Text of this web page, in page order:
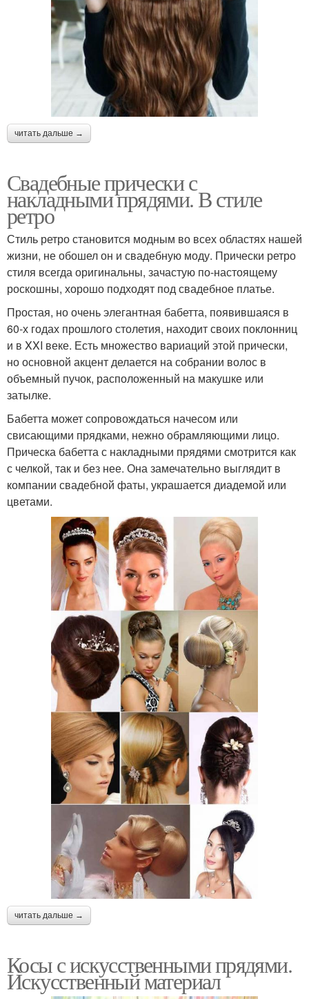
читать дальше →
Свадебные прически с
накладными прядями. В стиле
ретро
Стиль ретро становится модным во всех областях нашей
жизни, не обошел он и свадебную моду. Прически ретро
стиля всегда оригинальны, зачастую по-настоящему
роскошны, хорошо подходят под свадебное платье.
Простая, но очень элегантная бабетта, появившаяся в
60-х годах прошлого столетия, находит своих поклонниц
и в XXI веке. Есть множество вариаций этой прически,
но основной акцент делается на собрании волос в
объемный пучок, расположенный на макушке или
затылке.
Бабетта может сопровождаться начесом или
свисающими прядками, нежно обрамляющими лицо.
Прическа бабетта с накладными прядями смотрится как
с челкой, так и без нее. Она замечательно выглядит в
компании свадебной фаты, украшается диадемой или
цветами.
читать дальше →
Косы с искусственными прядями.
Искусственный материал